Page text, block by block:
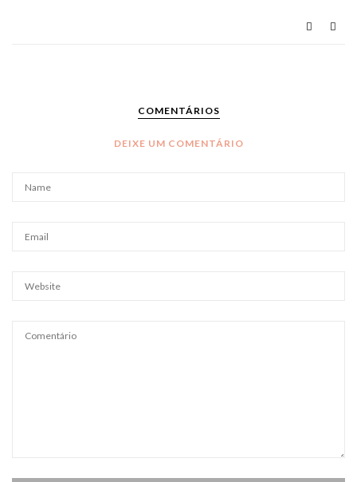
COMENTÁRIOS
DEIXE UM COMENTÁRIO